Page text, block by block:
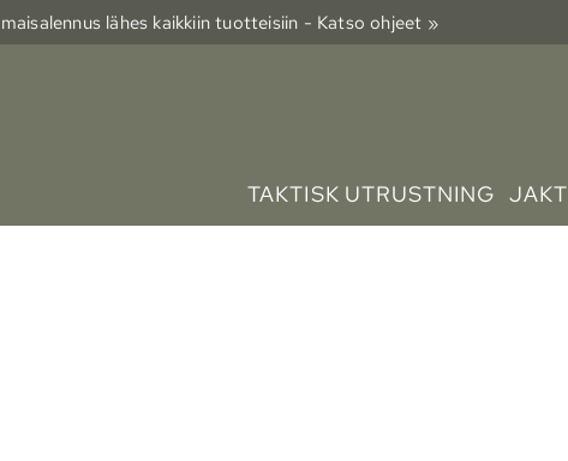
lähes kaikkiin tuotteisiin - Katso ohjeet »
TAKTISK UTRUSTNING JAKT